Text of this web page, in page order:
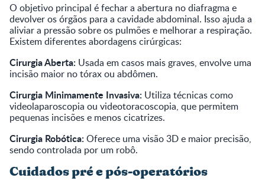
O objetivo principal é fechar a abertura no diafragma e
devolver os órgãos para a cavidade abdominal. Isso ajuda a
aliviar a pressão sobre os pulmões e melhorar a respiração.
Existem diferentes abordagens cirúrgicas:
Cirurgia Aberta: Usada em casos mais graves, envolve uma
incisão maior no tórax ou abdômen.
Cirurgia Minimamente Invasiva: Utiliza técnicas como
videolaparoscopia ou videotoracoscopia, que permitem
pequenas incisões e menos cicatrizes.
Cirurgia Robótica:Oferece uma visão 3D e maior precisão,
sendo controlada por um robô.
Cuidados pré e pós-operatórios